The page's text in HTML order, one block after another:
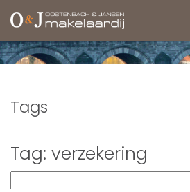
Tags
Tag: verzekering